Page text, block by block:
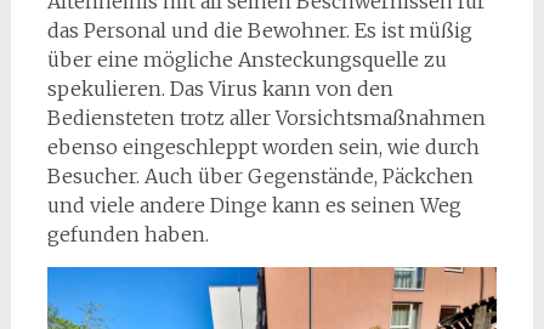
das Personal und die Bewohner. Es ist müßig
über eine mögliche Ansteckungsquelle zu
spekulieren. Das Virus kann von den
Bediensteten trotz aller Vorsichtsmaßnahmen
ebenso eingeschleppt worden sein, wie durch
Besucher. Auch über Gegenstände, Päckchen
und viele andere Dinge kann es seinen Weg
gefunden haben.